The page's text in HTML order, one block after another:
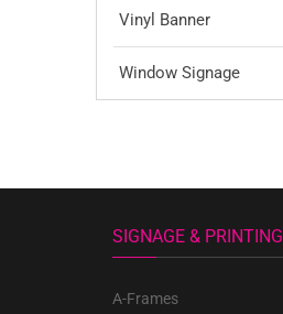
Vinyl Banner
Window Signage
SIGNAGE & PRINTING
A-Frames